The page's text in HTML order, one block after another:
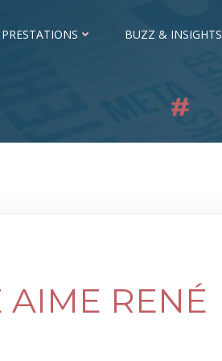
BUZZ & INSIGHTS
AIME RENÉ